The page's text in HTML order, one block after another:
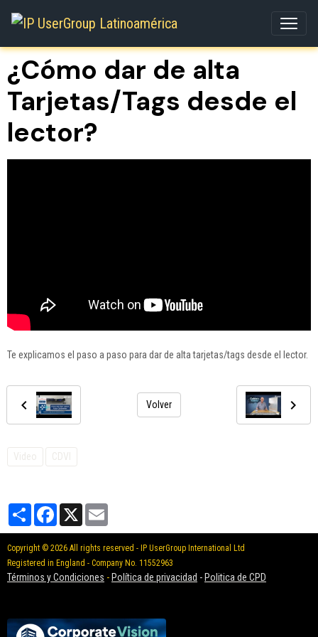
¿Cómo dar de alta
Tarjetas/Tags desde el
lector?
Te explicamos el paso a paso para dar de alta tarjetas/tags desde el lector.
Volver
Video CDVI
PartagerFacebook
X
Copyright © 2026 All rights reserved - IP UserGroup International Ltd
Registered in England - Company No. 11552963
Términos y Condiciones - Política de privacidad - Politica de CPD